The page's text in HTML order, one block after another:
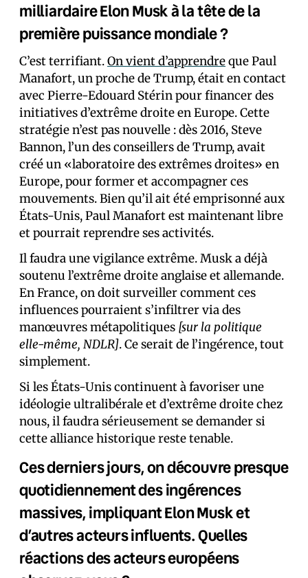
milliardaire Elon Musk à la tête de la
première puissance mondiale ?
C’est terrifiant.On vient d’apprendreque Paul
Manafort, un proche de Trump, était en contact
avec Pierre-Edouard Stérin pour financer des
initiatives d’extrême droite en Europe. Cette
stratégie n’est pas nouvelle : dès 2016, Steve
Bannon, l’un des conseillers de Trump, avait
créé un «laboratoire des extrêmes droites» en
Europe, pour former et accompagner ces
mouvements. Bien qu’il ait été emprisonné aux
États-Unis, Paul Manafort est maintenant libre
et pourrait reprendre ses activités.
Il faudra une vigilance extrême. Musk a déjà
soutenu l’extrême droite anglaise et allemande.
En France, on doit surveiller comment ces
influences pourraient s’infiltrer via des
manœuvres métapolitiques [sur la politique
elle-même, NDLR]. Ce serait de l’ingérence, tout
simplement.
Si les États-Unis continuent à favoriser une
idéologie ultralibérale et d’extrême droite chez
nous, il faudra sérieusement se demander si
cette alliance historique reste tenable.
Ces derniers jours, on découvre presque
quotidiennement des ingérences
massives, impliquant Elon Musk et
d’autres acteurs influents. Quelles
réactions des acteurs européens